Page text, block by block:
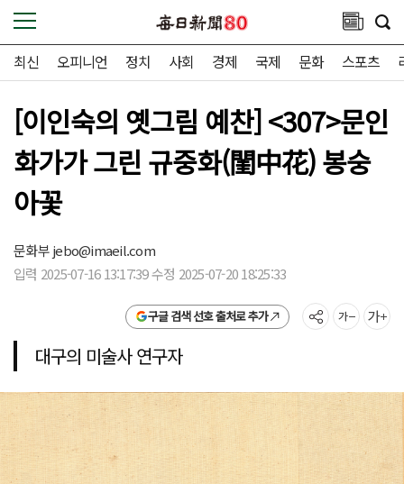
최신 오피니언 정치 사회 경제 국제 문화 스포츠
[이인숙의 옛그림 예찬] <307>문인
화가가 그린 규중화(閨中花) 봉숭
아꽃
문화부jebo@imaeil.com
입력 2025-07-16 13:17:39 수정 2025-07-20 18:25:33
구글 검색 선호 출처로 추가
대구의 미술사 연구자